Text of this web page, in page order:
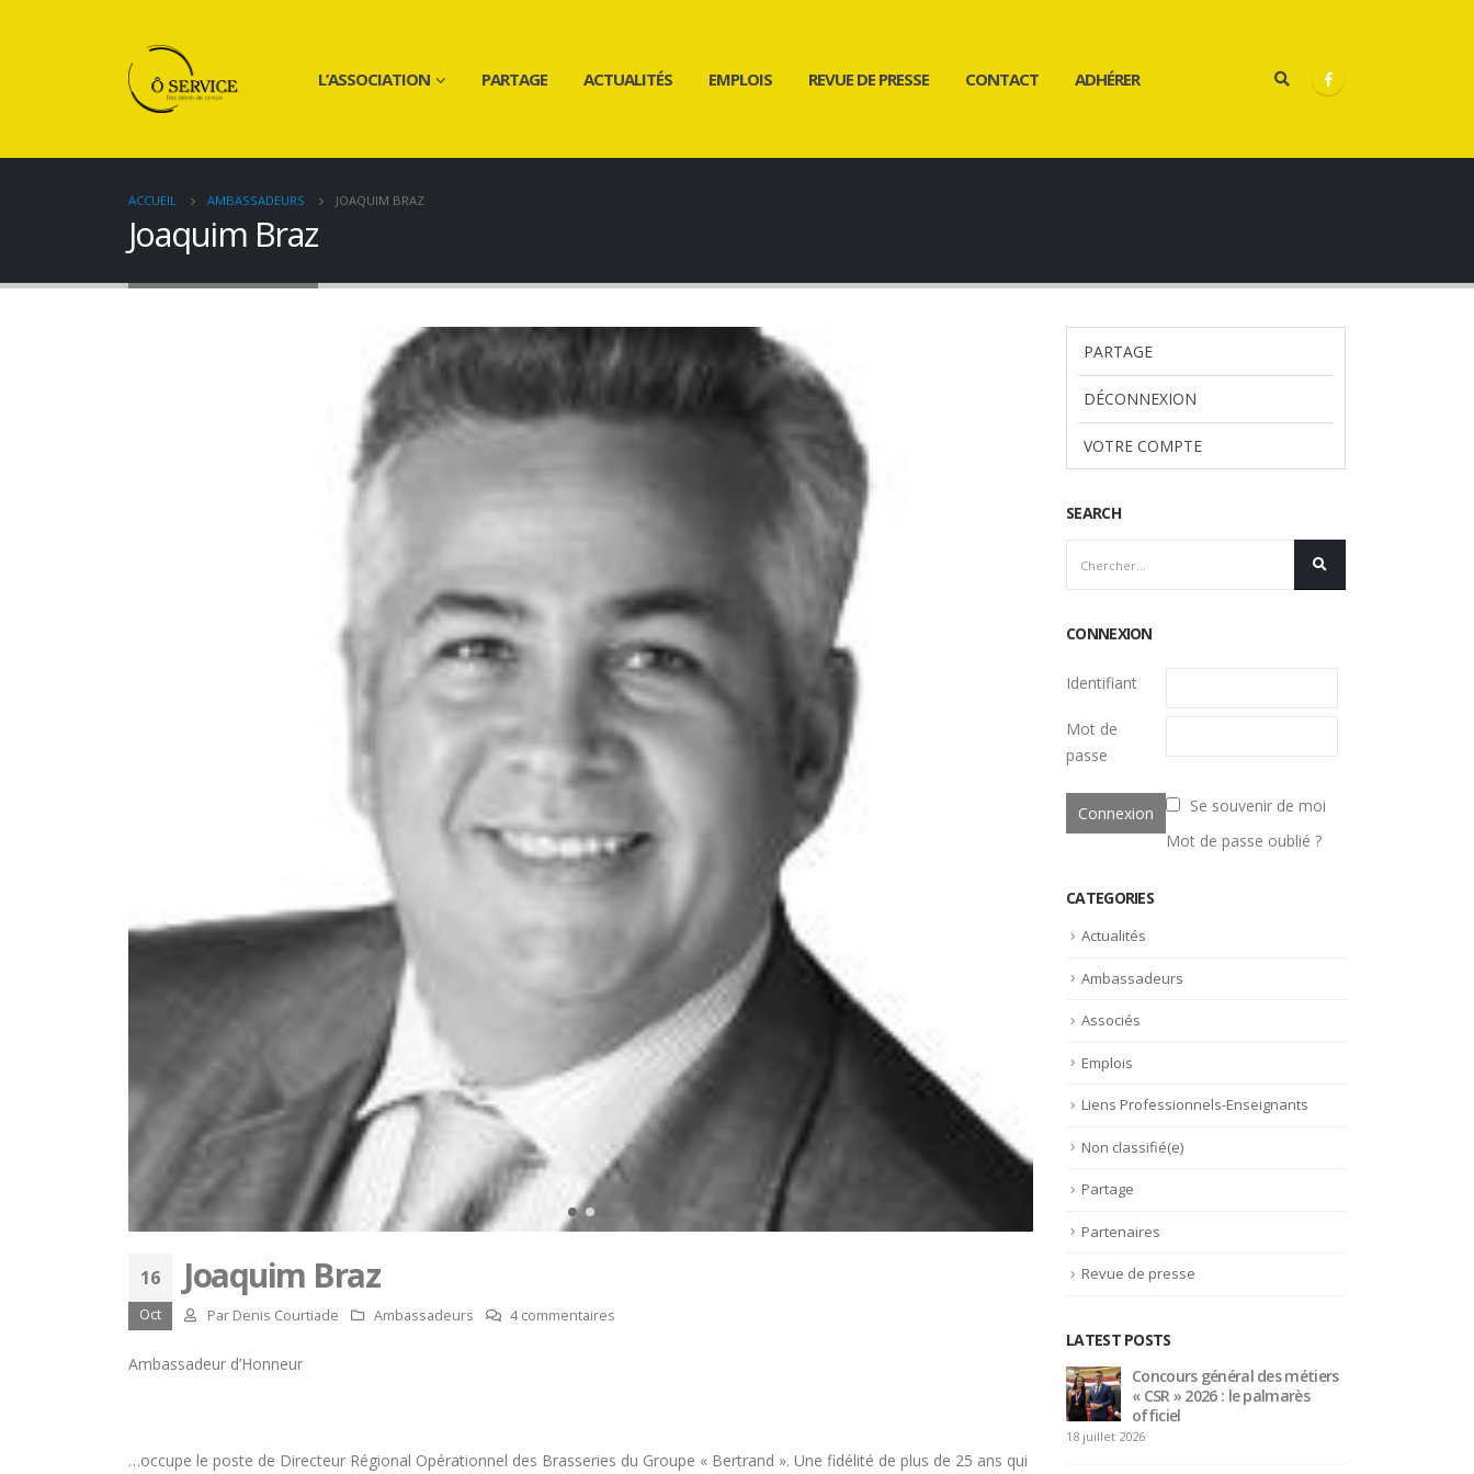
L’ASSOCIATION PARTAGE ACTUALITÉS EMPLOIS REVUE DE PRESSE CONTACT ADHÉRER
ACCUEIL AMBASSADEURS JOAQUIM BRAZ
Joaquim Braz
16
Oct
Joaquim Braz
Par Denis Courtiade Ambassadeurs 4 commentaires
Ambassadeur d’Honneur
…occupe le poste de Directeur Régional Opérationnel des Brasseries du Groupe « Bertrand ». Une fidélité de plus de 25 ans qui
PARTAGE
DÉCONNEXION
VOTRE COMPTE
SEARCH
CONNEXION
Identifiant
Mot de
passe
Se souvenir de moi
Mot de passe oublié ?
CATEGORIES
Actualités
Ambassadeurs
Associés
Emplois
Liens Professionnels-Enseignants
Non classifié(e)
Partage
Partenaires
Revue de presse
LATEST POSTS
Concours général des métiers
15 juillet 2026
Bertrand Noeureuil et Elsa
Jeanvoine à la tête de
L’Orangerie du George V à
Paris